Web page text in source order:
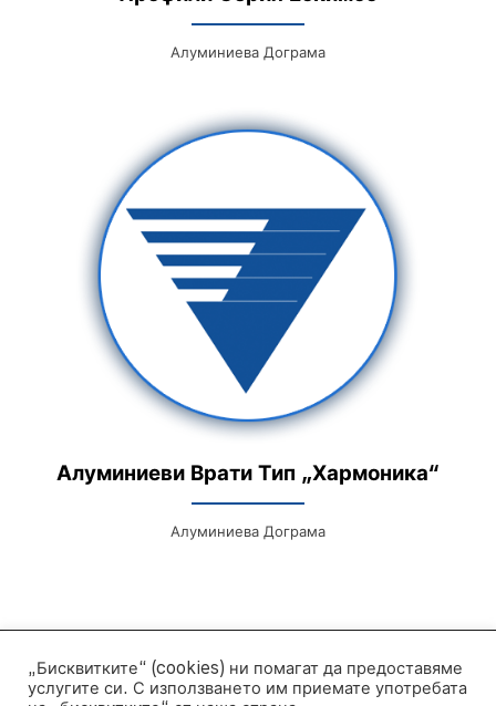
Алуминиева Дограма
Алуминиеви Врати Тип „Хармоника“
Алуминиева Дограма
„Бисквитките“ (cookies) ни помагат да предоставяме
услугите си. С използването им приемате употребата